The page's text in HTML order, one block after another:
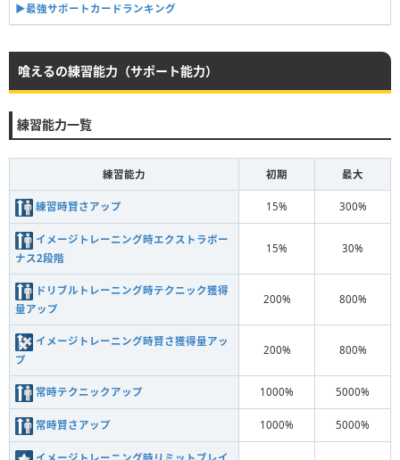
▶︎最強サポートカードランキング
喰えるの練習能力（サポート能力）
練習能力一覧
練習能力 初期 最大
練習時賢さアップ 15% 300%
イメージトレーニング時エクストラボー
ナス2段階
15% 30%
ドリブルトレーニング時テクニック獲得
量アップ
200% 800%
イメージトレーニング時賢さ獲得量アッ
プ
200% 800%
常時テクニックアップ 1000% 5000%
常時賢さアップ 1000% 5000%